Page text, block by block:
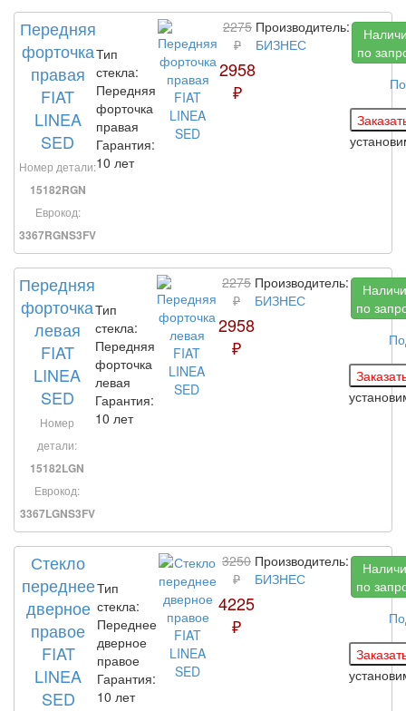
Передняя
форточка
правая
FIAT
LINEA
SED
Номер детали:
15182RGN
Еврокод:
3367RGNS3FV
Тип
стекла:
Передняя
форточка
правая
Гарантия:
10 лет
2275
₽
2958
₽
Производитель:
БИЗНЕС
по
Передняя
форточка
левая
FIAT
LINEA
SED
Номер
детали:
15182LGN
Еврокод:
3367LGNS3FV
Тип
стекла:
Передняя
форточка
левая
Гарантия:
10 лет
2275
₽
2958
₽
Производитель:
БИЗНЕС
по
Стекло
переднее
дверное
правое
FIAT
LINEA
SED
Тип
стекла:
Переднее
дверное
правое
Гарантия:
10 лет
3250
₽
4225
₽
Производитель:
БИЗНЕС
по